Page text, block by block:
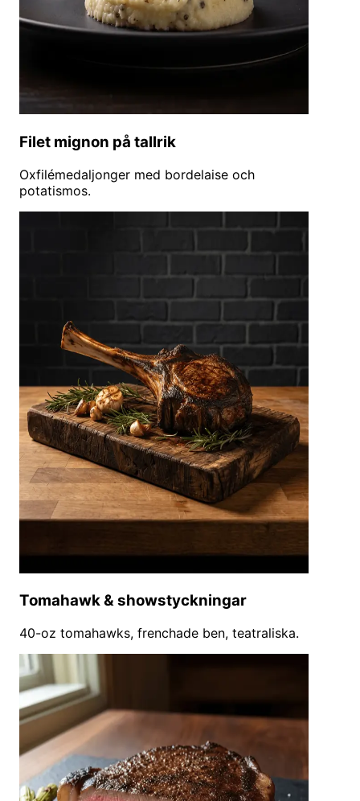
Filet mignon på tallrik
Oxfilémedaljonger med bordelaise och
potatismos.
Tomahawk & showstyckningar
40-oz tomahawks, frenchade ben, teatraliska.